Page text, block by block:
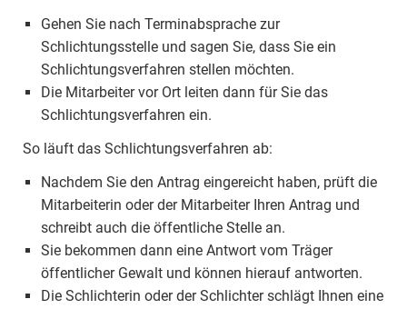
Gehen Sie nach Terminabsprache zur
Schlichtungsstelle und sagen Sie, dass Sie ein
Schlichtungsverfahren stellen möchten.
Die Mitarbeiter vor Ort leiten dann für Sie das
Schlichtungsverfahren ein.
So läuft das Schlichtungsverfahren ab:
Nachdem Sie den Antrag eingereicht haben, prüft die
Mitarbeiterin oder der Mitarbeiter Ihren Antrag und
schreibt auch die öffentliche Stelle an.
Sie bekommen dann eine Antwort vom Träger
öffentlicher Gewalt und können hierauf antworten.
Die Schlichterin oder der Schlichter schlägt Ihnen eine